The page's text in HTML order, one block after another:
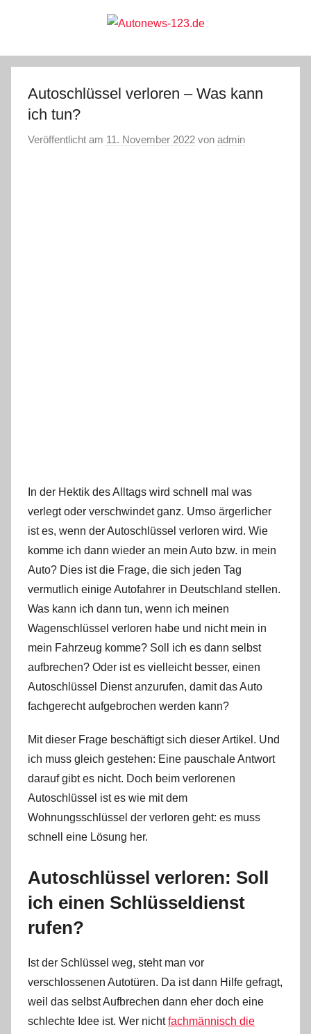
Autonews-
123.de
Autoschlüssel verloren – Was kann
ich tun?
Veröffentlicht am 11. November 2022 von admin
In der Hektik des Alltags wird schnell mal was
verlegt oder verschwindet ganz. Umso ärgerlicher
ist es, wenn der Autoschlüssel verloren wird. Wie
komme ich dann wieder an mein Auto bzw. in mein
Auto? Dies ist die Frage, die sich jeden Tag
vermutlich einige Autofahrer in Deutschland stellen.
Was kann ich dann tun, wenn ich meinen
Wagenschlüssel verloren habe und nicht mein in
mein Fahrzeug komme? Soll ich es dann selbst
aufbrechen? Oder ist es vielleicht besser, einen
Autoschlüssel Dienst anzurufen, damit das Auto
fachgerecht aufgebrochen werden kann?
Mit dieser Frage beschäftigt sich dieser Artikel. Und
ich muss gleich gestehen: Eine pauschale Antwort
darauf gibt es nicht. Doch beim verlorenen
Autoschlüssel ist es wie mit dem
Wohnungsschlüssel der verloren geht: es muss
schnell eine Lösung her.
Autoschlüssel verloren: Soll
ich einen Schlüsseldienst
rufen?
Ist der Schlüssel weg, steht man vor
verschlossenen Autotüren. Da ist dann Hilfe gefragt,
weil das selbst Aufbrechen dann eher doch eine
schlechte Idee ist. Wer nichtfachmännisch die